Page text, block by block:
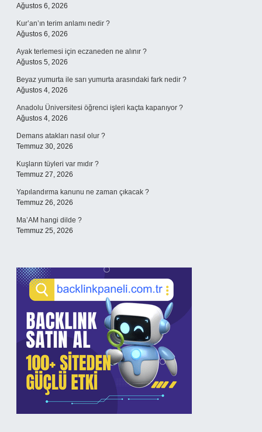
Ağustos 6, 2026
Kur’an’ın terim anlamı nedir ?
Ağustos 6, 2026
Ayak terlemesi için eczaneden ne alınır ?
Ağustos 5, 2026
Beyaz yumurta ile sarı yumurta arasındaki fark nedir ?
Ağustos 4, 2026
Anadolu Üniversitesi öğrenci işleri kaçta kapanıyor ?
Ağustos 4, 2026
Demans atakları nasıl olur ?
Temmuz 30, 2026
Kuşların tüyleri var mıdır ?
Temmuz 27, 2026
Yapılandırma kanunu ne zaman çıkacak ?
Temmuz 26, 2026
Ma’AM hangi dilde ?
Temmuz 25, 2026